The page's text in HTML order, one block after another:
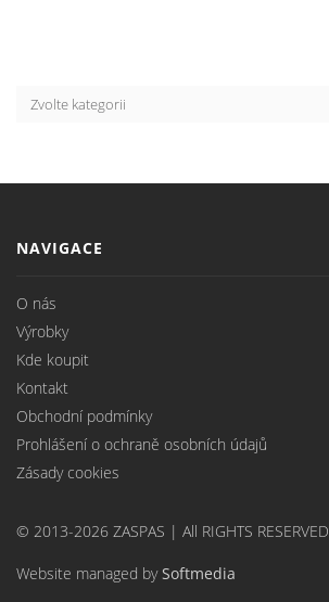
NAVIGACE
O nás
Výrobky
Kde koupit
Kontakt
Obchodní podmínky
Prohlášení o ochraně osobních údajů
Zásady cookies
© 2013-2026 ZASPAS | All RIGHTS RESERVED
Website managed bySoftmedia